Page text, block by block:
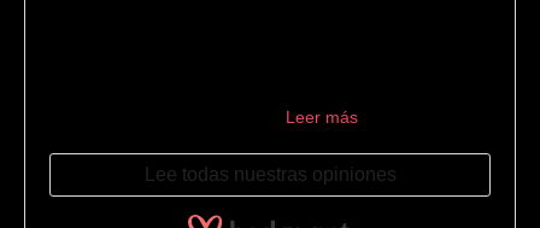
Leer más
Lee todas nuestras opiniones